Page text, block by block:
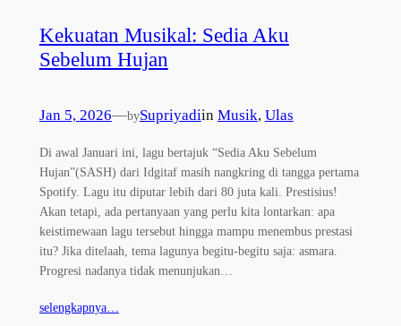
Kekuatan Musikal: Sedia Aku
Sebelum Hujan
Jan 5, 2026—bySupriyadiin Musik, Ulas
Di awal Januari ini, lagu bertajuk “Sedia Aku Sebelum
Hujan”(SASH) dari Idgitaf masih nangkring di tangga pertama
Spotify. Lagu itu diputar lebih dari 80 juta kali. Prestisius!
Akan tetapi, ada pertanyaan yang perlu kita lontarkan: apa
keistimewaan lagu tersebut hingga mampu menembus prestasi
itu? Jika ditelaah, tema lagunya begitu-begitu saja: asmara.
Progresi nadanya tidak menunjukan…
selengkapnya…